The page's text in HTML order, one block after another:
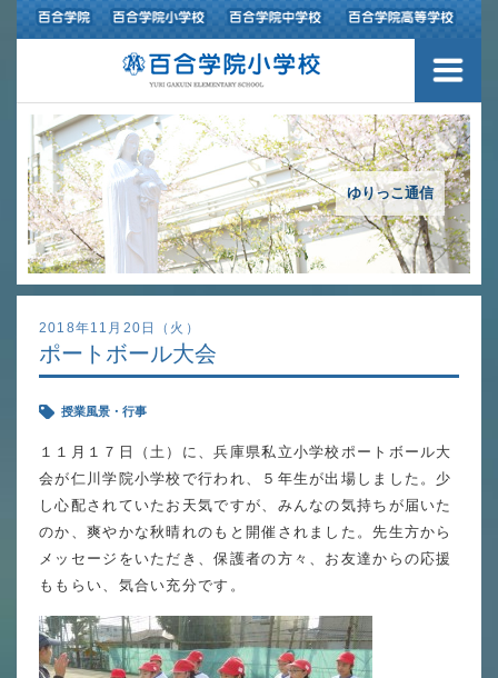
ゆりっこ通信
2018年11月20日（火）
ポートボール大会
授業風景・行事
１１月１７日（土）に、兵庫県私立小学校ポートボール大
会が仁川学院小学校で行われ、５年生が出場しました。少
し心配されていたお天気ですが、みんなの気持ちが届いた
のか、爽やかな秋晴れのもと開催されました。先生方から
メッセージをいただき、保護者の方々、お友達からの応援
ももらい、気合い充分です。
３つの豊かさ・沿革
施設紹介
アクセスマップ
制服紹介
スクールバス運行
授業の特色
進路指導
英語力の向上
体育と食育
委員会